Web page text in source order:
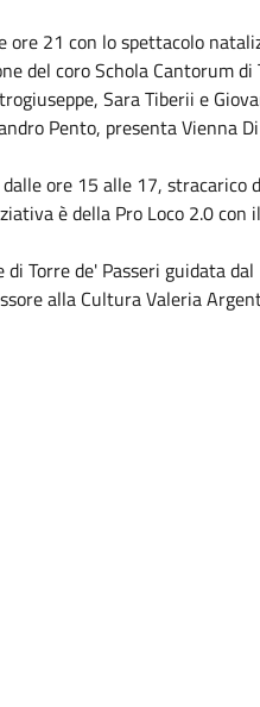
ore 21 con lo spettacolo
del coro Schola Cantorum di
Sara Tiberii e
Pento, presenta Vienna Di
ore 15 alle 17, stracarico
è della Pro Loco 2.0 con il
Torre de' Passeri guidata dal
alla Cultura Valeria